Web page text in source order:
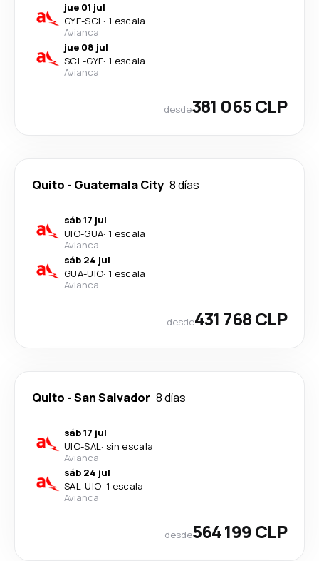
jue 01 jul
GYE-SCL· 1 escala
Avianca
jue 08 jul
SCL-GYE· 1 escala
Avianca
desde381 065 CLP
Quito - Guatemala City 8 días
sáb 17 jul
UIO-GUA· 1 escala
Avianca
sáb 24 jul
GUA-UIO· 1 escala
Avianca
desde431 768 CLP
Quito -San Salvador 8 días
sáb 17 jul
UIO-SAL· sin escala
Avianca
sáb 24 jul
SAL-UIO· 1 escala
Avianca
desde564 199 CLP